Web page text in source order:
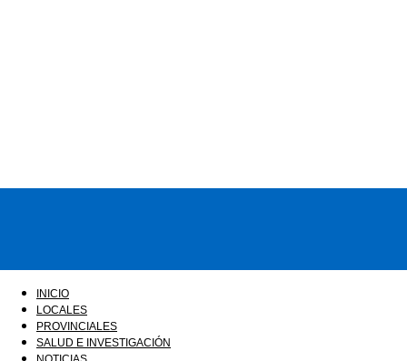
FM
INICIO
LOCALES
PROVINCIALES
SALUD E INVESTIGACIÓN